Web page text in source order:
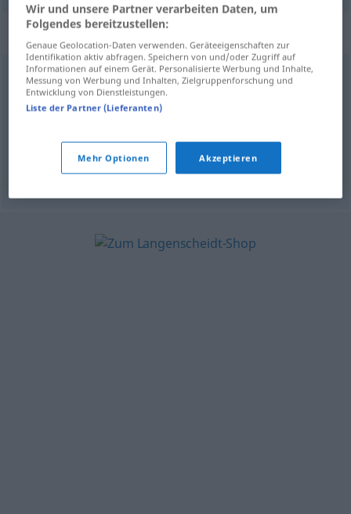
Synonyme für "jungenhaft"
kindlich,mädchenhaft,knabenhaft,(sehr) jung,
minderjährig,blutjung
Wir und unsere Partner verarbeiten Daten, um
Folgendes bereitzustellen:
Genaue Geolocation-Daten verwenden. Geräteeigenschaften zur
Identifikation aktiv abfragen. Speichern von und/oder Zugriff auf
Informationen auf einem Gerät. Personalisierte Werbung und Inhalte,
Messung von Werbung und Inhalten, Zielgruppenforschung und
Entwicklung von Dienstleistungen.
Liste der Partner (Lieferanten)
Mehr Optionen Akzeptieren